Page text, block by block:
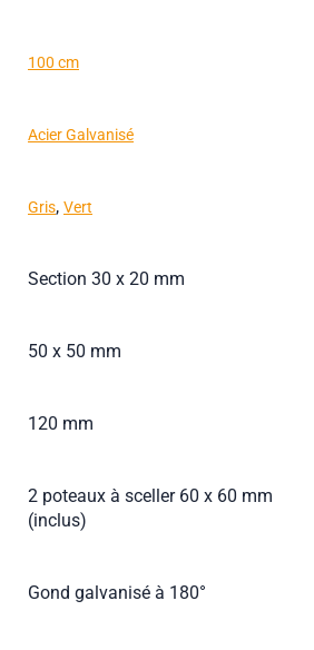
100 cm
Acier Galvanisé
Gris, Vert
Section 30 x 20 mm
50 x 50 mm
120 mm
2 poteaux à sceller 60 x 60 mm
(inclus)
Gond galvanisé à 180°